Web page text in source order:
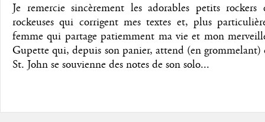
Je remercie sincèrement les adorables petits rockers
rockeuses qui corrigent mes textes et, plus
femme qui partage patiemment ma vie et mon
Gupette qui, depuis son panier, attend (en
St. John se souvienne des notes de son solo...